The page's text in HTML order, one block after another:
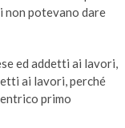
non potevano dare
ed addetti ai lavori,
ai lavori, perché
primo